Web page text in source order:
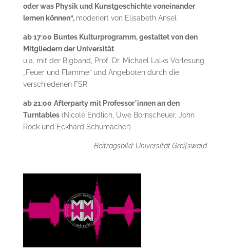
oder was Physik und Kunstgeschichte voneinander
lernen können“, moderiert von Elisabeth Ansel
ab 17:00 Buntes Kulturprogramm, gestaltet von den
Mitgliedern der Universität
u.a. mit der Bigband, Prof. Dr. Michael Lalks Vorlesung
„Feuer und Flamme“ und Angeboten durch die
verschiedenen FSR
ab 21:00 Afterparty mit Professor*innen an den
Turntables(Nicole Endlich, Uwe Bornscheuer, John
Rock und Eckhard Schumacher)
Beitragsbild: Universität Greifswald